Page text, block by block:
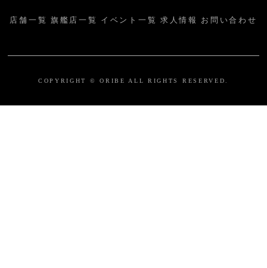
店舗一覧 旗艦店一覧 イベント一覧 求人情報 お問い合わせ
COPYRIGHT © ORIBE ALL RIGHTS RESERVED.